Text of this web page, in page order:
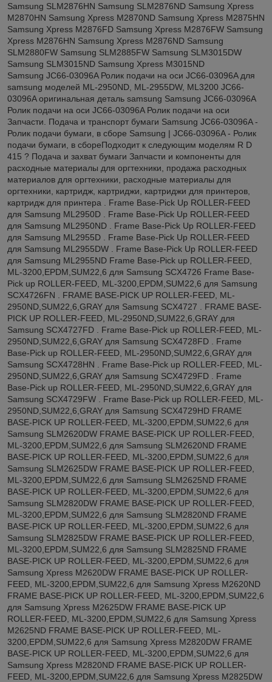
Samsung SLM2876HN Samsung SLM2876ND Samsung Xpress
M2870HN Samsung Xpress M2870ND Samsung Xpress M2875HN
Samsung Xpress M2876FD Samsung Xpress M2876FW Samsung
Xpress M2876HN Samsung Xpress M2876ND Samsung
SLM2880FW Samsung SLM2885FW Samsung SLM3015DW
Samsung SLM3015ND Samsung Xpress M3015ND
Samsung JC66-03096A Ролик подачи на оси JC66-03096A для
samsung моделей ML-2950ND, ML-2955DW, ML3200 JC66-
03096A оригинальная деталь samsung Samsung JC66-03096A
Ролик подачи на оси JC66-03096A Ролик подачи на оси
Запчасти. Подача и транспорт бумаги Samsung JC66-03096A -
Ролик подачи бумаги, в сборе Samsung | JC66-03096A - Ролик
подачи бумаги, в сбореПодходит к следующим моделям R D
415 ? Подача и захват бумаги Запчасти и компоненты для
расходные материалы для оргтехники, продажа расходных
материалов для оргтехники, расходные материалы для
оргтехники, картридж, картриджи, картриджи для принтеров,
картридж для принтера . Frame Base-Pick Up ROLLER-FEED
для Samsung ML2950D . Frame Base-Pick Up ROLLER-FEED
для Samsung ML2950ND . Frame Base-Pick Up ROLLER-FEED
для Samsung ML2955D . Frame Base-Pick Up ROLLER-FEED
для Samsung ML2955DW . Frame Base-Pick Up ROLLER-FEED
для Samsung ML2955ND Frame Base-Pick up ROLLER-FEED,
ML-3200,EPDM,SUM22,6 для Samsung SCX4726 Frame Base-
Pick up ROLLER-FEED, ML-3200,EPDM,SUM22,6 для Samsung
SCX4726FN . FRAME BASE-PICK UP ROLLER-FEED, ML-
2950ND,SUM22,6,GRAY для Samsung SCX4727 . FRAME BASE-
PICK UP ROLLER-FEED, ML-2950ND,SUM22,6,GRAY для
Samsung SCX4727FD . Frame Base-Pick up ROLLER-FEED, ML-
2950ND,SUM22,6,GRAY для Samsung SCX4728FD . Frame
Base-Pick up ROLLER-FEED, ML-2950ND,SUM22,6,GRAY для
Samsung SCX4728HN . Frame Base-Pick up ROLLER-FEED, ML-
2950ND,SUM22,6,GRAY для Samsung SCX4729FD . Frame
Base-Pick up ROLLER-FEED, ML-2950ND,SUM22,6,GRAY для
Samsung SCX4729FW . Frame Base-Pick up ROLLER-FEED, ML-
2950ND,SUM22,6,GRAY для Samsung SCX4729HD FRAME
BASE-PICK UP ROLLER-FEED, ML-3200,EPDM,SUM22,6 для
Samsung SLM2620DW FRAME BASE-PICK UP ROLLER-FEED,
ML-3200,EPDM,SUM22,6 для Samsung SLM2620ND FRAME
BASE-PICK UP ROLLER-FEED, ML-3200,EPDM,SUM22,6 для
Samsung SLM2625DW FRAME BASE-PICK UP ROLLER-FEED,
ML-3200,EPDM,SUM22,6 для Samsung SLM2625ND FRAME
BASE-PICK UP ROLLER-FEED, ML-3200,EPDM,SUM22,6 для
Samsung SLM2820DW FRAME BASE-PICK UP ROLLER-FEED,
ML-3200,EPDM,SUM22,6 для Samsung SLM2820ND FRAME
BASE-PICK UP ROLLER-FEED, ML-3200,EPDM,SUM22,6 для
Samsung SLM2825DW FRAME BASE-PICK UP ROLLER-FEED,
ML-3200,EPDM,SUM22,6 для Samsung SLM2825ND FRAME
BASE-PICK UP ROLLER-FEED, ML-3200,EPDM,SUM22,6 для
Samsung Xpress M2620DW FRAME BASE-PICK UP ROLLER-
FEED, ML-3200,EPDM,SUM22,6 для Samsung Xpress M2620ND
FRAME BASE-PICK UP ROLLER-FEED, ML-3200,EPDM,SUM22,6
для Samsung Xpress M2625DW FRAME BASE-PICK UP
ROLLER-FEED, ML-3200,EPDM,SUM22,6 для Samsung Xpress
M2625ND FRAME BASE-PICK UP ROLLER-FEED, ML-
3200,EPDM,SUM22,6 для Samsung Xpress M2820DW FRAME
BASE-PICK UP ROLLER-FEED, ML-3200,EPDM,SUM22,6 для
Samsung Xpress M2820ND FRAME BASE-PICK UP ROLLER-
FEED, ML-3200,EPDM,SUM22,6 для Samsung Xpress M2825DW